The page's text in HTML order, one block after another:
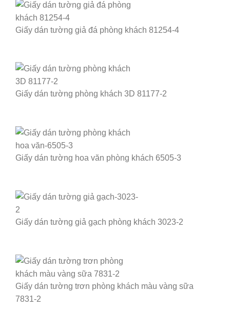
Giấy dán tường giả đá phòng khách 81254-4
Giấy dán tường phòng khách 3D 81177-2
Giấy dán tường hoa văn phòng khách 6505-3
Giấy dán tường giả gạch phòng khách 3023-2
Giấy dán tường trơn phòng khách màu vàng sữa
7831-2